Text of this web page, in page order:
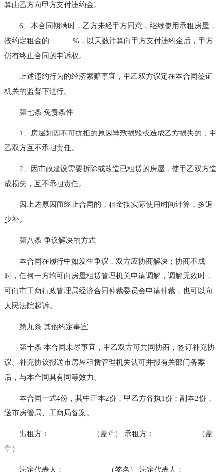
算由乙方向甲方支付违约金。
6、本合同期满时，乙方未经甲方同意，继续使用承租房屋，
按约定租金的______%，以天数计算向甲方支付违约金后，甲方
仍有终止合同的申诉权。
上述违约行为的经济索赔事宜，甲乙双方议定在本合同签证
机关的监督下进行。
第七条 免责条件
1、房屋如因不可抗拒的原因导致损毁或造成乙方损失的，甲
乙双方互不承担责任。
2、因市政建设需要拆除或改造已租赁的房屋，使甲乙双方造
成损失，互不承担责任。
因上述原因而终止合同的，租金按实际使用时间计算，多退
少补。
第八条 争议解决的方式
本合同在履行中如发生争议，双方应协商解决；协商不成
时，任何一方均可向房屋租赁管理机关申请调解，调解无效时，
可向市工商行政管理局经济合同仲裁委员会申请仲裁，也可以向
人民法院起诉。
第九条 其他约定事宜
第十条 本合同未尽事宜，甲乙双方可共同协商，签订补充协
议。补充协议报送市房屋租赁管理机关认可并报有关部门备案
后，与本合同具有同等效力。
本合同一式4份，其中正本2份，甲乙方各执1份；副本2份，
送市房管局、工商局备案。
出租方：___________（盖章） 承租方：___________（盖
章）
法定代表人：___________（签名） 法定代表人：